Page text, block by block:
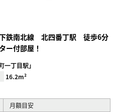
下鉄南北線 北四番丁駅 徒歩6分
ー付部屋！
一丁目駅」
16.2m²
月額目安